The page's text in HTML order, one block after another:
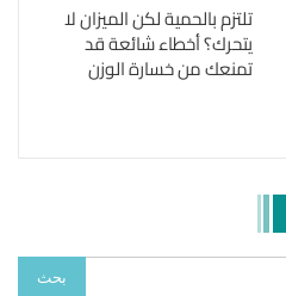
تلتزم بالحمية لكن الميزان لا
يتحرك؟ أخطاء شائعة قد
تمنعك من خسارة الوزن